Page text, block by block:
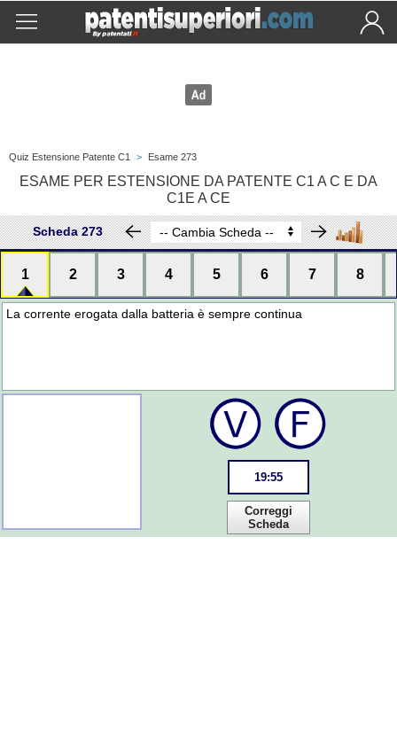
Quiz Estensione Patente C1 > Esame 273
ESAME PER ESTENSIONE DA PATENTE C1 A C E DA
C1E A CE
Scheda 273
1 2 3 4 5 6 7 8
La corrente erogata dalla batteria è sempre continua
19:55
Correggi
Scheda